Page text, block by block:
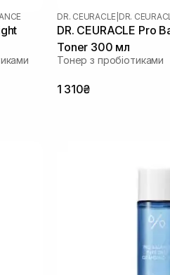
DR. CEURACLE DR.
DR. CEURACLE Pro
Toner 300 мл
Тонер з пробіотиками
1 310₴